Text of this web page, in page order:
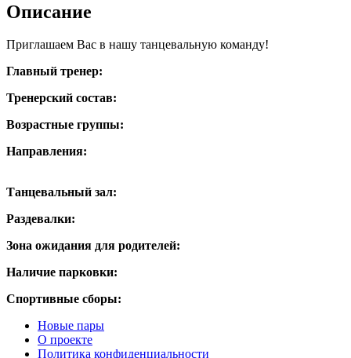
Описание
Приглашаем Вас в нашу танцевальную команду!
Главный тренер:
Тренерский состав:
Возрастные группы:
Направления:
Танцевальный зал:
Раздевалки:
Зона ожидания для родителей:
Наличие парковки:
Спортивные сборы:
Новые пары
О проекте
Политика конфиденциальности